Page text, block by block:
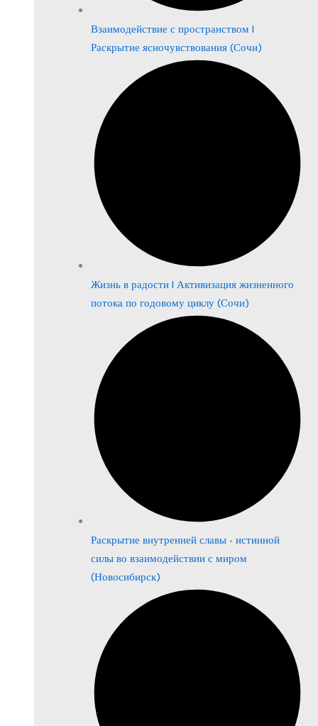
Взаимодействие с пространством |
Раскрытие ясночувствования (Сочи)
Жизнь в радости | Активизация жизненного
потока по годовому циклу (Сочи)
Раскрытие внутренней славы - истинной
силы во взаимодействии с миром
(Новосибирск)